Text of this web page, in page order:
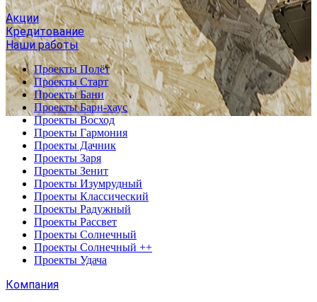
Акции
Кредитование
Наши работы
Проекты Полёт
Проекты Старт
Проекты Бани
Проекты Барн-хаус
Проекты Восход
Проекты Гармония
Проекты Дачник
Проекты Заря
Проекты Зенит
Проекты Изумрудный
Проекты Классический
Проекты Радужный
Проекты Рассвет
Проекты Солнечный
Проекты Солнечный ++
Проекты Удача
Компания